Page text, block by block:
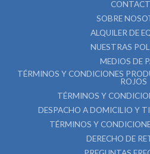
SOBRE
ALQUILER DE
NUESTRAS
MEDIOS DE
TÉRMINOS Y CONDICIONES
ROJOS
TÉRMINOS Y
DESPACHO A DOMICILIO Y
TÉRMINOS Y
DERECHO DE